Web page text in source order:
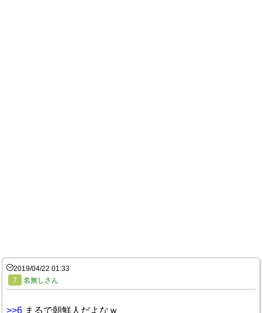
2019/04/22 01:33
7
名無しさん
>>6 まるで朝鮮人だよなｗ